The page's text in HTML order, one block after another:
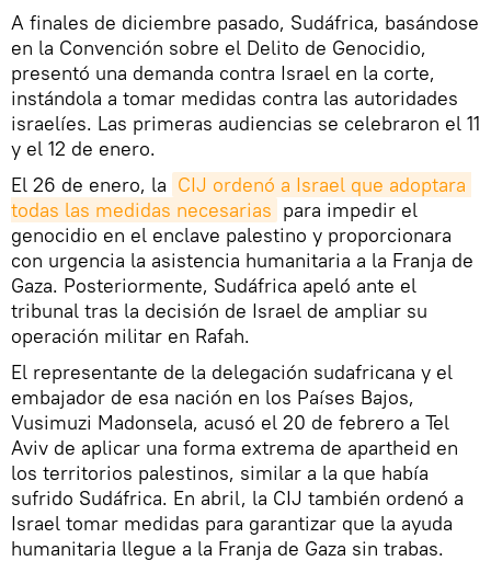
A finales de diciembre pasado, Sudáfrica, basándose
en la Convención sobre el Delito de Genocidio,
presentó una demanda contra Israel en la corte,
instándola a tomar medidas contra las autoridades
israelíes. Las primeras audiencias se celebraron el 11
y el 12 de enero.
El 26 de enero, la CIJ ordenó a Israel que adoptara
todas las medidas necesarias para impedir el
genocidio en el enclave palestino y proporcionara
con urgencia la asistencia humanitaria a la Franja de
Gaza. Posteriormente, Sudáfrica apeló ante el
tribunal tras la decisión de Israel de ampliar su
operación militar en Rafah.
El representante de la delegación sudafricana y el
embajador de esa nación en los Países Bajos,
Vusimuzi Madonsela, acusó el 20 de febrero a Tel
Aviv de aplicar una forma extrema de apartheid en
los territorios palestinos, similar a la que había
sufrido Sudáfrica. En abril, la CIJ también ordenó a
Israel tomar medidas para garantizar que la ayuda
humanitaria llegue a la Franja de Gaza sin trabas.